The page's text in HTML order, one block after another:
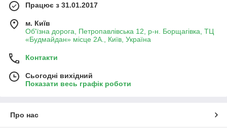
Працює з 31.01.2017
м. Київ
Об'їзна дорога, Петропавлівська 12, р-н. Борщагівка, ТЦ
«Будмайдан» місце 2А., Київ, Україна
Контакти
Сьогодні вихідний
Показати весь графік роботи
Про нас